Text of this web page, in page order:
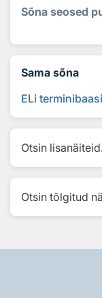
Sõna seosed
Sama sõna
ELi
Otsin
Otsin tõlgitud